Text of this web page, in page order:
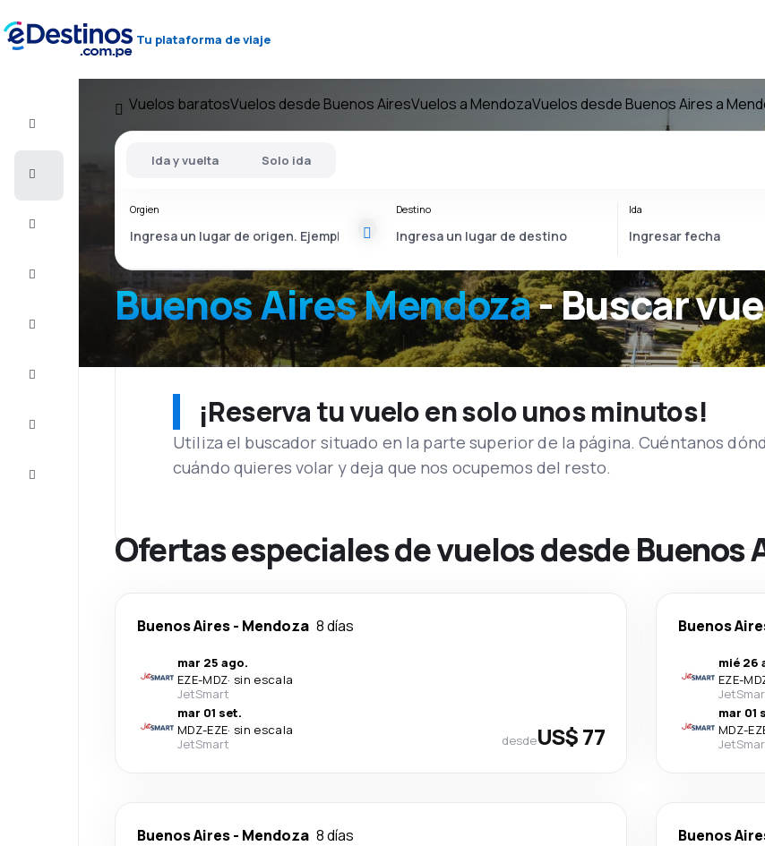
Tu plataforma de viaje
Alojamientos
Completa
Vuelos baratosVuelos desde Buenos AiresVuelos a MendozaVuelos desde Buenos Aires a
Buenos Aires Mendoza- Buscar
Ida y vuelta Solo ida
Orgien Destino Ida
¡Reserva tu vuelo en solo unos minutos!
Utiliza el buscador situado en la parte superior de la página. Cuéntanos
cuándo quieres volar y deja que nos ocupemos del resto.
Ofertas especiales de vuelos desde Buenos
Buenos Aires- Mendoza 8 días
mar 25 ago.
EZE-MDZ· sin escala
JetSmart
mar 01 set.
MDZ-EZE· sin escala
JetSmart
desdeUS$ 77
Buenos
mié 26
EZE-
mar 01
MDZ-
Buenos Aires- Mendoza 8 días Buenos